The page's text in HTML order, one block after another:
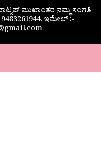
ಮುಖಾಂತರ ನಮ್ಮ ಸಂಗತಿ
ಇಮೇಲ್ :-